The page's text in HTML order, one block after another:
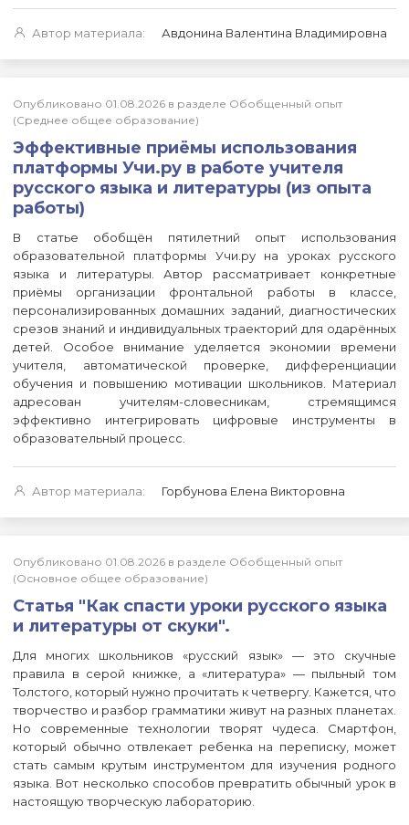
Автор материала: Авдонина Валентина Владимировна
Опубликовано 01.08.2026 в разделе Обобщенный опыт
(Среднее общее образование)
Эффективные приёмы использования
платформы Учи.ру в работе учителя
русского языка и литературы (из опыта
работы)
В статье обобщён пятилетний опыт использования
образовательной платформы Учи.ру на уроках русского
языка и литературы. Автор рассматривает конкретные
приёмы организации фронтальной работы в классе,
персонализированных домашних заданий, диагностических
срезов знаний и индивидуальных траекторий для одарённых
детей. Особое внимание уделяется экономии времени
учителя, автоматической проверке, дифференциации
обучения и повышению мотивации школьников. Материал
адресован учителям-словесникам, стремящимся
эффективно интегрировать цифровые инструменты в
образовательный процесс.
Автор материала: Горбунова Елена Викторовна
Опубликовано 01.08.2026 в разделе Обобщенный опыт
(Основное общее образование)
Статья "Как спасти уроки русского языка
и литературы от скуки".
Для многих школьников «русский язык» — это скучные
правила в серой книжке, а «литература» — пыльный том
Толстого, который нужно прочитать к четвергу. Кажется, что
творчество и разбор грамматики живут на разных планетах.
Но современные технологии творят чудеса. Смартфон,
который обычно отвлекает ребенка на переписку, может
стать самым крутым инструментом для изучения родного
языка. Вот несколько способов превратить обычный урок в
настоящую творческую лабораторию.